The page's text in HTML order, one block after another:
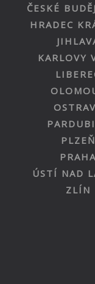
ČESKÉ
HRADEC
KARLOVY
PLZEŇ
PRAHA
ÚSTÍ NAD
ZLÍN